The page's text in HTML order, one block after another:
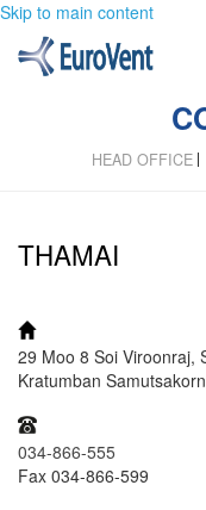
Skip to main content
HEAD OFFICE
THAMAI
ADDRESS:
29 Moo 8 Soi Viroonraj,
Kratumban
TEL:
034-866-555
Fax 034-866-599